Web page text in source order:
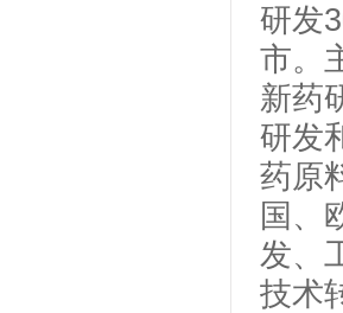
研发
市。
新药
研发
药原
国、
发、
技术